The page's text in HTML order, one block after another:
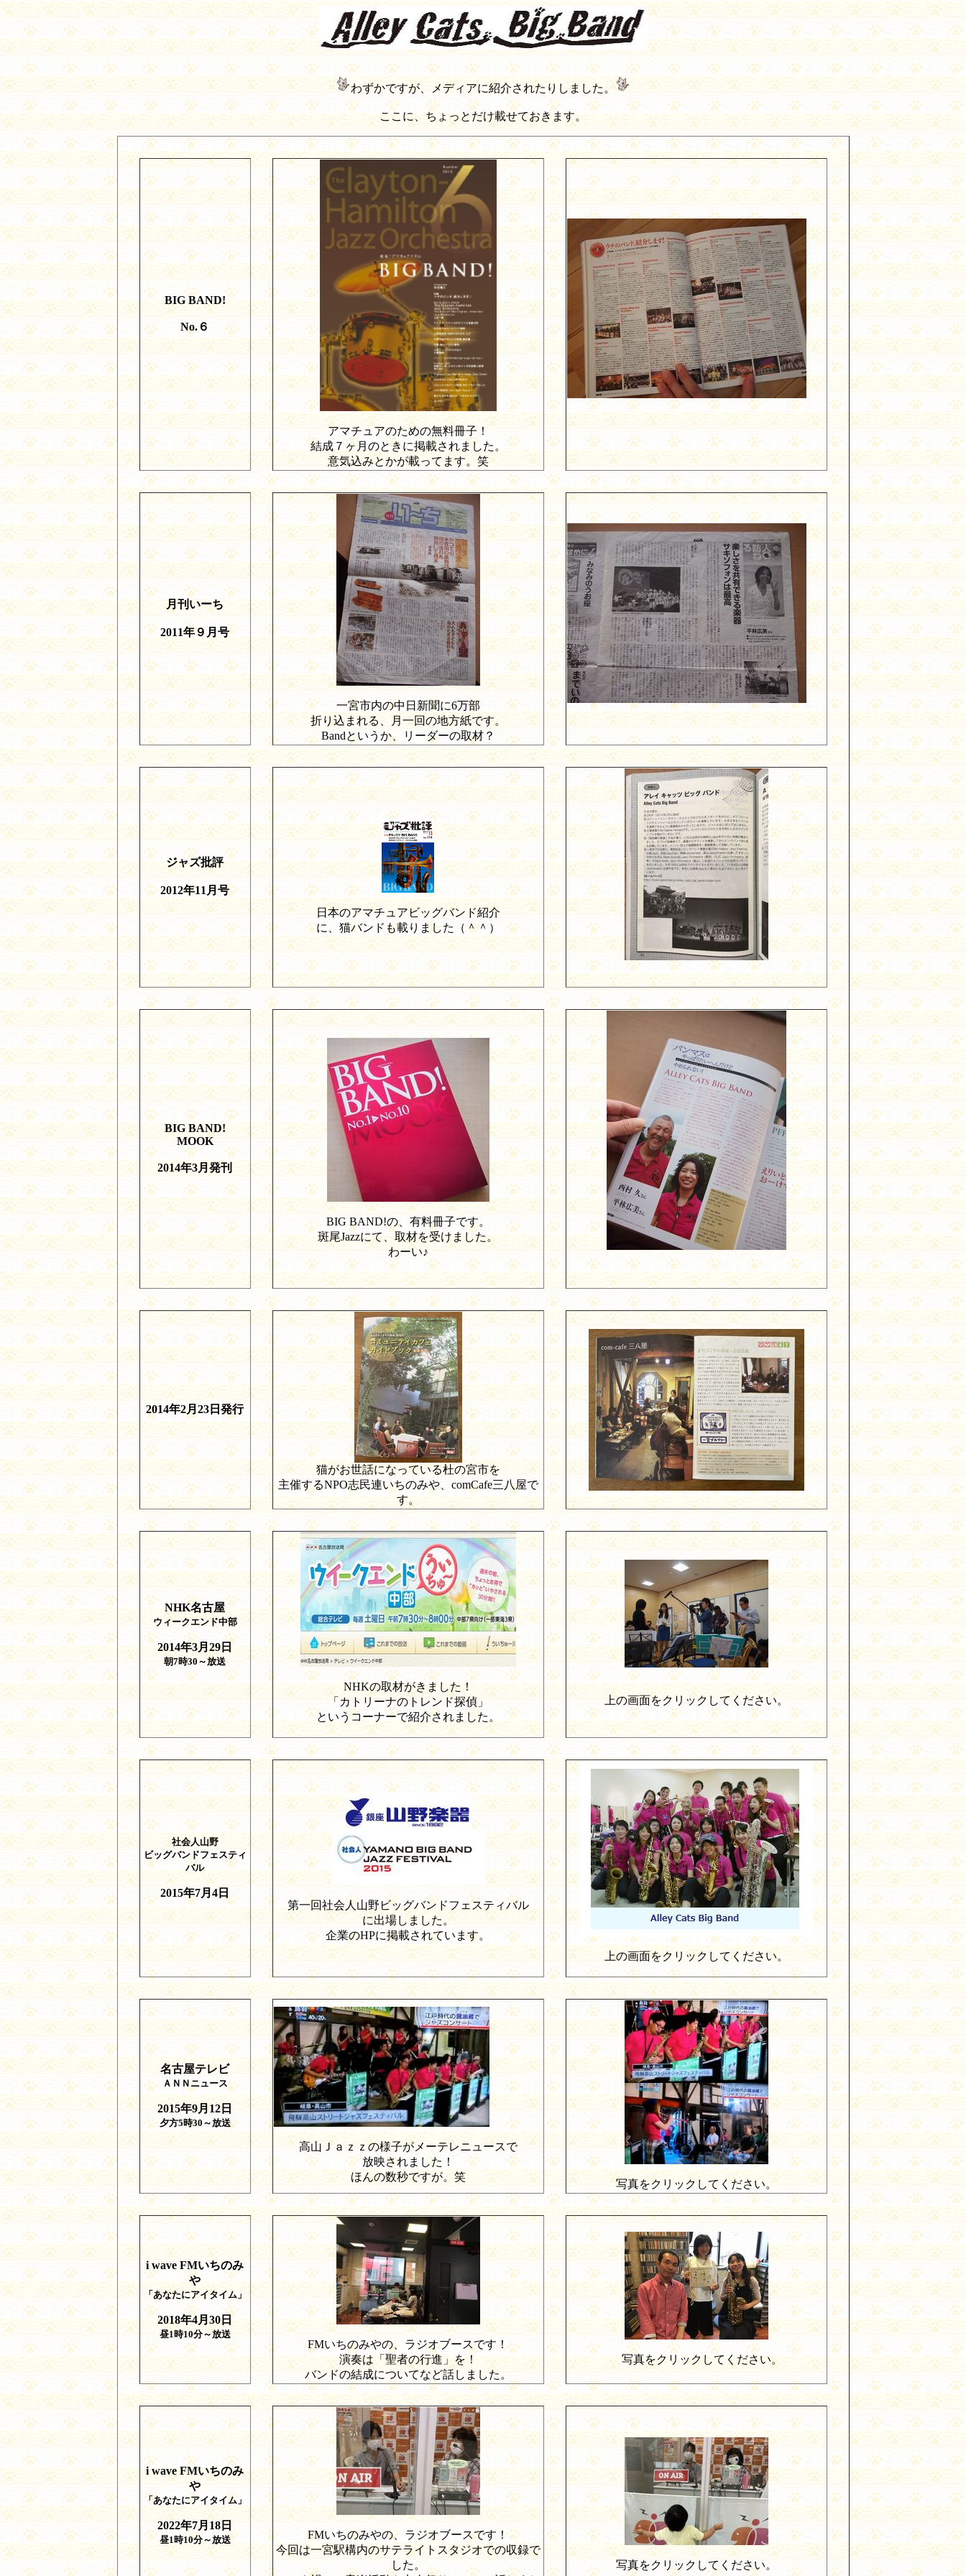
わずかですが、メディアに紹介されたりしました。
ここに、ちょっとだけ載せておきます。
BIG BAND!
No. ６
アマチュアのための無料冊子！
結成７ヶ月のときに掲載されました。
意気込みとかが載ってます。笑
月刊いーち
2011年９月号
一宮市内の中日新聞に6万部
折り込まれる、月一回の地方紙です。
Bandというか、リーダーの取材？
ジャズ批評
2012年11 月号
日本のアマチュアビッグバンド紹介
に、猫バンドも載りました（＾＾）
BIG BAND!
MOOK
2014年3月発刊
BIG BAND!の、有料冊子です。
斑尾Jazzにて、取材を受けました。
わーい♪
2014年2月23 日発行
猫がお世話になっている杜の宮市を
主催するNPO志民連いちのみや、 comCafe三八屋で
す。
NHK名古屋
ウィークエンド中部
2014年3月29 日
朝7時30 ～放送
NHKの取材がきました！
「カトリーナのトレンド探偵」
というコーナーで紹介されました。
上の画面をクリックしてください。
社会人山野
ビッグバンドフェスティ
バル
2015年7月 4 日
第一回社会人山野ビッグバンドフェスティバル
に出場しました。
企業のHPに掲載されています。
上の画面をクリックしてください。
名古屋テレビ
ＡＮＮニュース
2015年9月12 日
夕方5時30 ～放送
高山Ｊａｚｚの様子がメーテレニュースで
放映されました！
ほんの数秒ですが。笑
写真をクリックしてください。
iwave FMいちのみ
や
「あなたにアイタイム」
2018年4月30 日
昼1時10分～放送
FMいちのみやの、ラジオブースです！
演奏は「聖者の行進」を！
バンドの結成についてなど話しました。
写真をクリックしてください。
i wave FMいちのみ
や
「あなたにアイタイム」
2022年7月 18 日
昼1時10分～放送 FMいちのみやの、ラジオブースです！
今回は一宮駅構内のサテライトスタジオでの収録で
した。
写真をクリックしてください。